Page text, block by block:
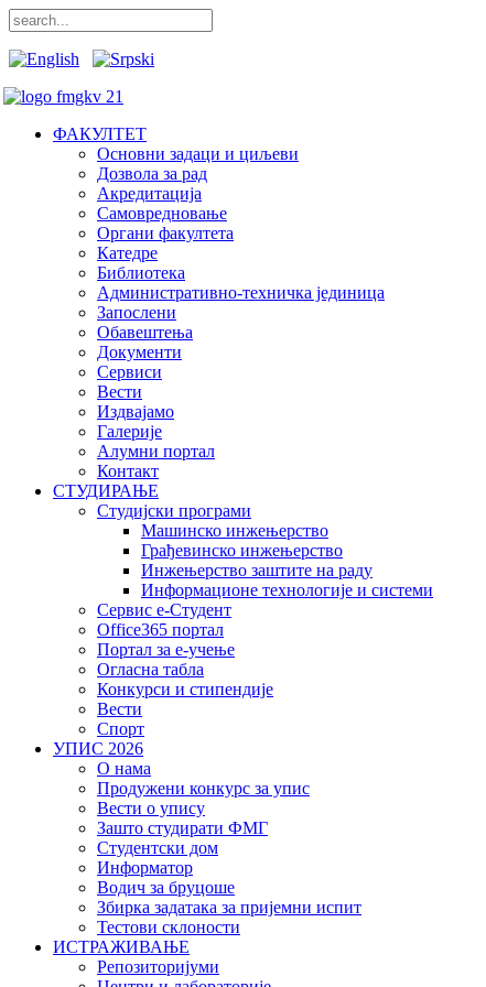
ФАКУЛТЕТ
Основни задаци и циљеви
Дозвола за рад
Акредитација
Самовредновање
Органи факултета
Катедре
Библиотека
Административно-техничка јединица
Запослени
Обавештења
Документи
Сервиси
Вести
Издвајамо
Галерије
Алумни портал
Контакт
СТУДИРАЊЕ
Студијски програми
Машинско инжењерство
Грађевинско инжењерство
Инжењерство заштите на раду
Информационе технологије и системи
Сервис е-Студент
Office365 портал
Портал за е-учење
Огласна табла
Конкурси и стипендије
Вести
Спорт
УПИС 2026
О нама
Продужени конкурс за упис
Вести о упису
Зашто студирати ФМГ
Студентски дом
Информатор
Водич за бруцоше
Збиркa задатака за пријемни испит
Тестови склоности
ИСТРАЖИВАЊЕ
Репозиторијуми